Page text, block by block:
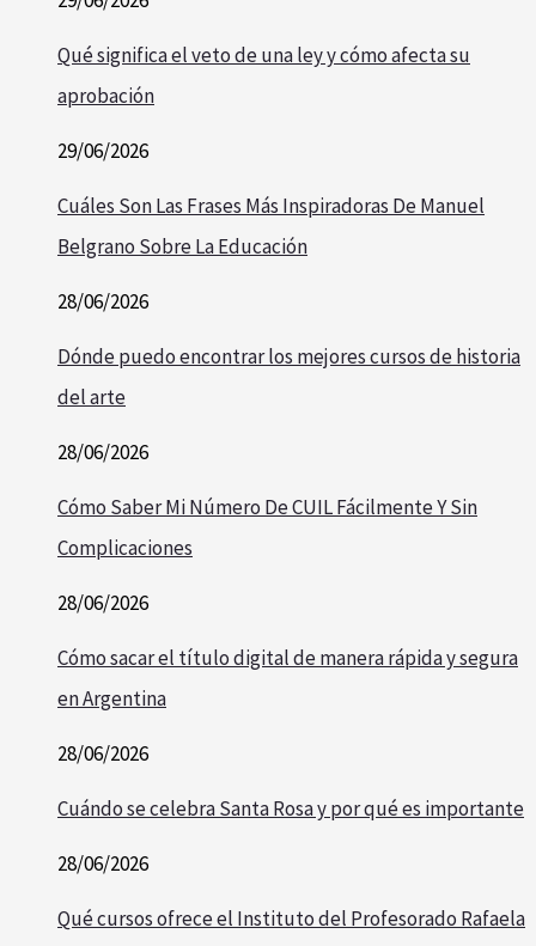
Qué significa el veto de una ley y cómo afecta su
aprobación
29/06/2026
Cuáles Son Las Frases Más Inspiradoras De Manuel
Belgrano Sobre La Educación
28/06/2026
Dónde puedo encontrar los mejores cursos de historia
del arte
28/06/2026
Cómo Saber Mi Número De CUIL Fácilmente Y Sin
Complicaciones
28/06/2026
Cómo sacar el título digital de manera rápida y segura
en Argentina
28/06/2026
Cuándo se celebra Santa Rosa y por qué es importante
28/06/2026
Qué cursos ofrece el Instituto del Profesorado Rafaela